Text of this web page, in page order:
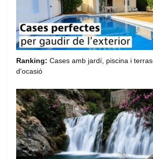
Ranking: Cases amb jardí, piscina i
d'ocasió